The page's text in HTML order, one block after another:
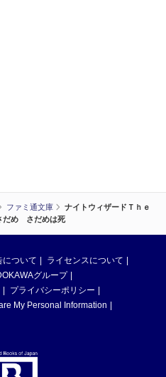
ファミ通文庫
ナイトウィザードＴｈｅ
だめ さだめは死
について
ライセンスについて
グループ
プライバシーポリシー
My Personal Information